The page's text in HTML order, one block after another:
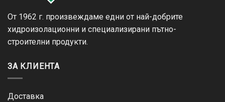
От 1962 г. произвеждаме едни от най-добрите
хидроизолационни и специализирани пътно-
строителни продукти.
ЗА КЛИЕНТА
Доставка